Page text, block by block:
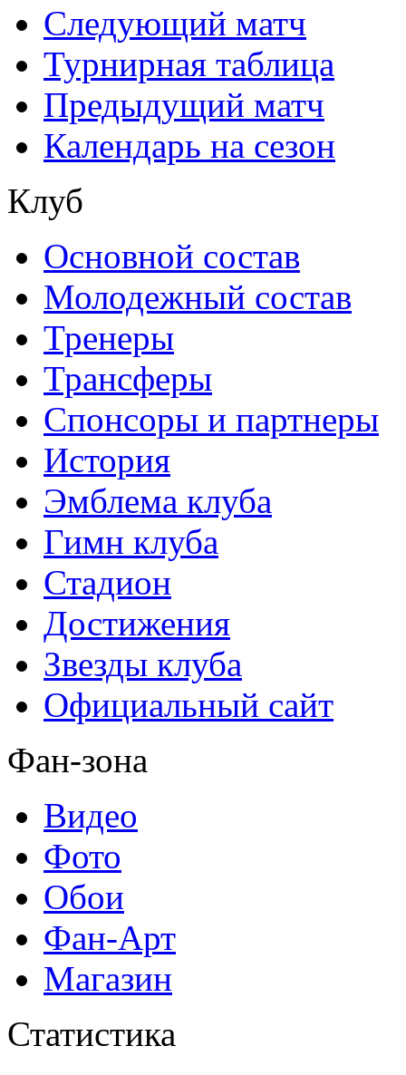
Следующий матч
Турнирная таблица
Предыдущий матч
Календарь на сезон
Клуб
Основной состав
Молодежный состав
Тренеры
Трансферы
Спонсоры и партнеры
История
Эмблема клуба
Гимн клуба
Стадион
Достижения
Звезды клуба
Официальный сайт
Фан-зона
Видео
Фото
Обои
Фан-Арт
Магазин
Статистика